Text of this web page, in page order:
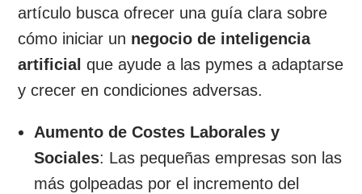
artículo busca ofrecer una guía clara sobre
cómo iniciar un negocio de inteligencia
artificial que ayude a las pymes a adaptarse
y crecer en condiciones adversas.
Aumento de Costes Laborales y
Sociales: Las pequeñas empresas son las
más golpeadas por el incremento del